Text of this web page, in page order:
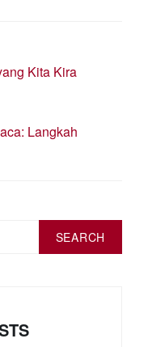
Kita Kira
Langkah